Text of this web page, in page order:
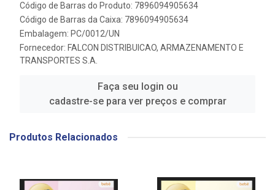
Código de Barras do Produto: 7896094905634
Código de Barras da Caixa: 7896094905634
Embalagem: PC/0012/UN
Fornecedor: FALCON DISTRIBUICAO, ARMAZENAMENTO E
TRANSPORTES S.A.
Faça seu login ou
cadastre-se para ver preços e comprar
Produtos Relacionados